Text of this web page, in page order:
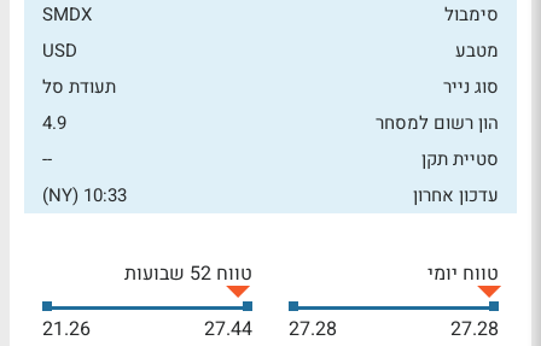
סימבול
SMDX
מטבע
USD
סוג נייר
תעודת סל
הון רשום למסחר
4.9
סטיית תקן
--
עדכון אחרון
10:33 (NY)
טווח יומי
27.28
27.28
טווח 52 שבועות
27.44
21.26